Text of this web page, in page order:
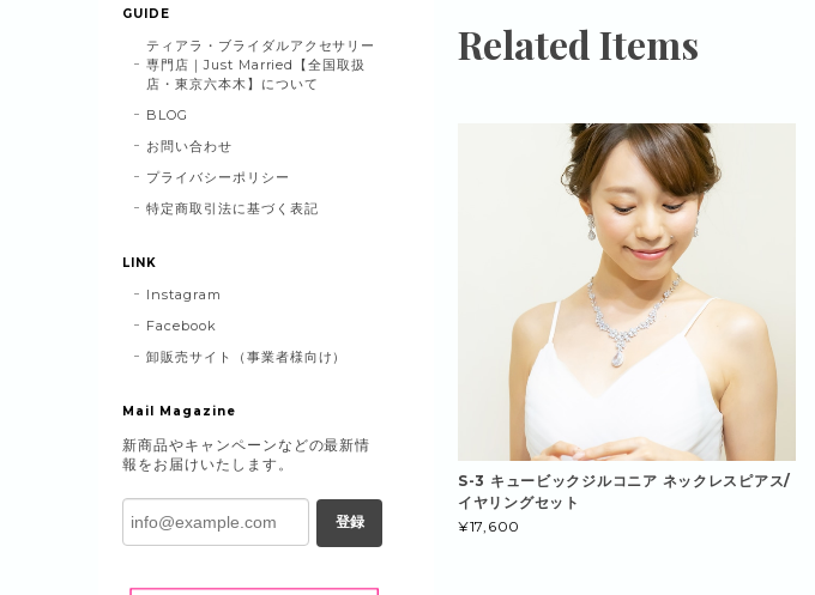
Related Items
S-3 キュービックジルコニア ネックレスピアス/
イヤリングセット
¥17,600
GUIDE
ティアラ・ブライダルアクセサリー
専門店｜Just Married【全国取扱
店・東京六本木】について
BLOG
お問い合わせ
プライバシーポリシー
特定商取引法に基づく表記
LINK
Instagram
Facebook
卸販売サイト（事業者様向け）
Mail Magazine
新商品やキャンペーンなどの最新情
報をお届けいたします。
登録